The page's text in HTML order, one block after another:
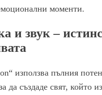
моменти.
и звук –
използва пълния
да създаде свят, който